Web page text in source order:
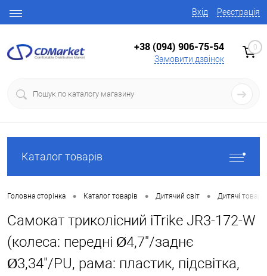
Вхід Реєстрація
+38 (094) 906-75-54
Замовити дзвінок
0
Каталог товарів
Головна сторінка • Каталог товарів • Дитячий світ • Дитячі
Самокат триколісний iTrike JR3-172-W
(колеса: передні Ø4,7"/заднє
Ø3,34"/PU, рама: пластик, підсвітка,